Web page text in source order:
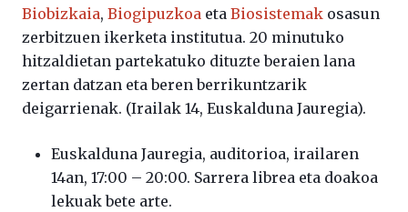
Biobizkaia, Biogipuzkoa eta Biosistemak osasun
zerbitzuen ikerketa institutua. 20 minutuko
hitzaldietan partekatuko dituzte beraien lana
zertan datzan eta beren berrikuntzarik
deigarrienak. (Irailak 14, Euskalduna Jauregia).
Euskalduna Jauregia, auditorioa, irailaren
14an, 17:00 – 20:00. Sarrera librea eta doakoa
lekuak bete arte.